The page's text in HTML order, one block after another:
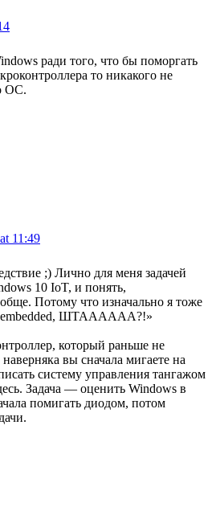
ради того, что бы поморгать
то никакого не
ОС.
11:49
;) Лично для меня задачей
10 IoT, и понять,
Потому что изначально я тоже
embedded, ШТАААААА?!»
который раньше не
вы сначала мигаете на
систему управления тангажом
Задача — оценить Windows в
помигать диодом, потом